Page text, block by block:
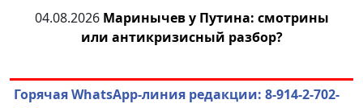
04.08.2026 Маринычев у Путина: смотрины
или антикризисный разбор?
Горячая WhatsApp-линия редакции: 8-914-2-702-